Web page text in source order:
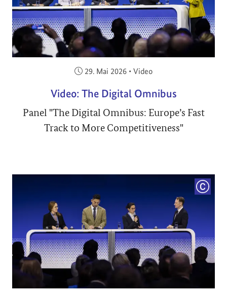
Veröffentlicht am:
29. Mai 2026 • Video
Video: The Digital Omnibus
Panel "The Digital Omnibus: Europe’s Fast
Track to More Competitiveness"